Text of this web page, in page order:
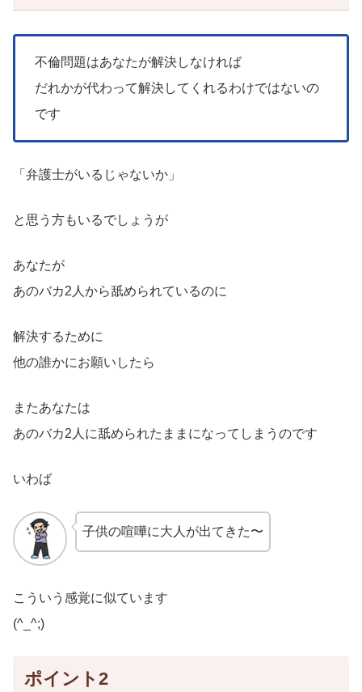
不倫問題はあなたが解決しなければ
だれかが代わって解決してくれるわけではないの
です
「弁護士がいるじゃないか」
と思う方もいるでしょうが
あなたが
あのバカ2人から舐められているのに
解決するために
他の誰かにお願いしたら
またあなたは
あのバカ2人に舐められたままになってしまうのです
いわば
子供の喧嘩に大人が出てきた〜
こういう感覚に似ています
(^_^;)
ポイント2